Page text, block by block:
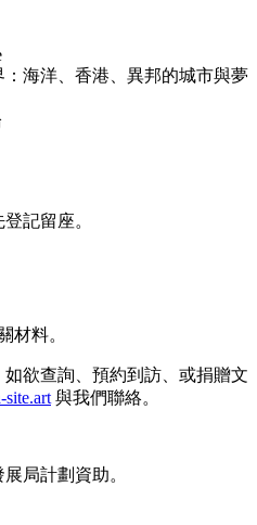
： 海洋 香港 異邦的城市與夢
登記留 座。
材料。
如欲查詢 預約到 訪 或捐贈文
-site.art 與我們聯絡。
展局計劃 資助。